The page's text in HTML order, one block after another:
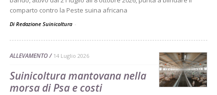
comparto contro la Peste suina africana
Di Redazione Suinicoltura -
ALLEVAMENTO 14 Luglio 2026
Suinicoltura mantovana nella
morsa di Psa e costi